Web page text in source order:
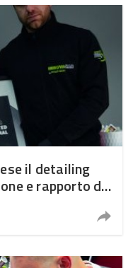
il detailing
e rapporto di